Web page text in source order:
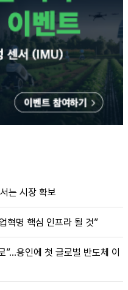
는 시장 확보
혁명 핵심 인프라 될 것”
”…용인에 첫 글로벌 반도체 이